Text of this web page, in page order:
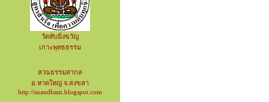
วัดทับมิ่งขวัญ
เกาะพุทธธรรม
สวนธรรมสากล
อ.หาดใหญ่ จ.สงขลา
http://suandham.blogspot.com